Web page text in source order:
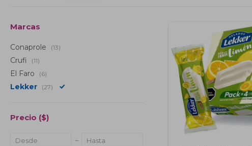
Marcas
Conaprole (13)
Crufi (11)
El Faro (6)
Lekker (27)
Precio ($)